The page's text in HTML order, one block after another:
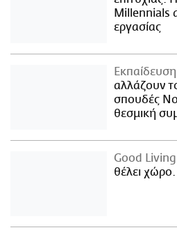
Millennials
εργασίας
Εκπαίδευση
αλλάζουν
σπουδές
θεσμική
Good Living
θέλει